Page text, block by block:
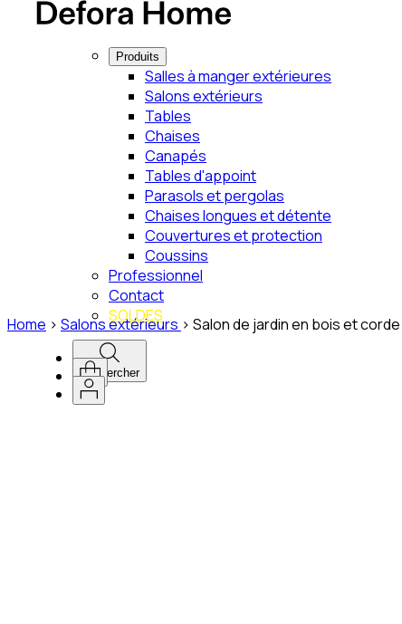
Produits
Salles à manger extérieures
Salons extérieurs
Tables
Chaises
Canapés
Tables d'appoint
Parasols et pergolas
Chaises longues et détente
Couvertures et protection
Coussins
Professionnel
Contact
SOLDES
Rechercher
Home > Salons extérieurs > Salon de jardin en bois et